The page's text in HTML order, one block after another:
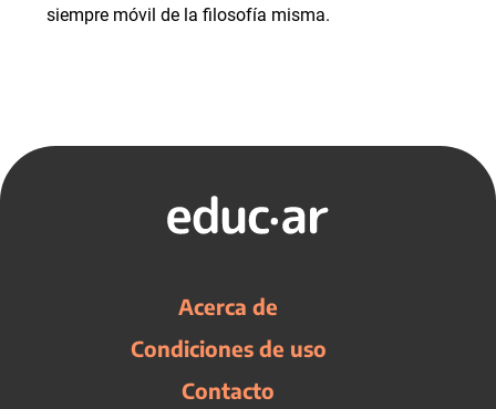
siempre móvil de la filosofía misma.
Acerca de
Condiciones de uso
Contacto